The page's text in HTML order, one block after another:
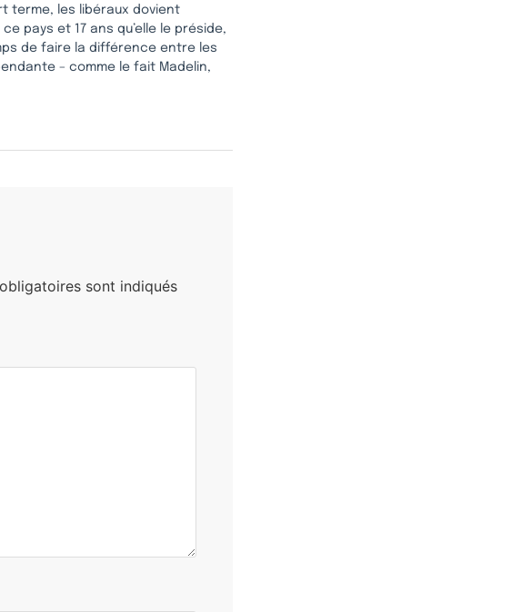
terme, les libéraux dovient
pays et 17 ans qu’elle le préside,
de faire la différence entre les
– comme le fait Madelin,
sont indiqués